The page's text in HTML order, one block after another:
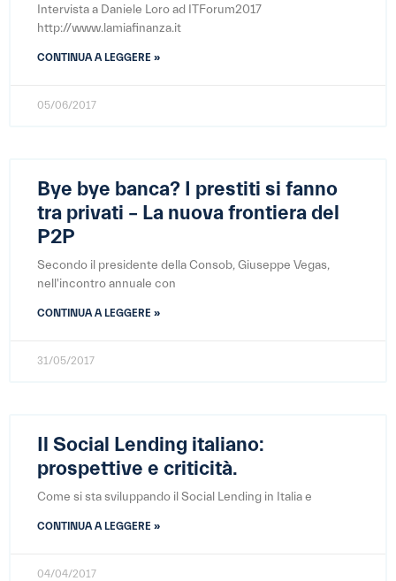
Intervista a Daniele Loro ad ITForum2017
http://www.lamiafinanza.it
CONTINUA A LEGGERE »
05/06/2017
Bye bye banca? I prestiti si fanno
tra privati – La nuova frontiera del
P2P
Secondo il presidente della Consob, Giuseppe Vegas,
nell'incontro annuale con
CONTINUA A LEGGERE »
31/05/2017
Il Social Lending italiano:
prospettive e criticità.
Come si sta sviluppando il Social Lending in Italia e
CONTINUA A LEGGERE »
04/04/2017